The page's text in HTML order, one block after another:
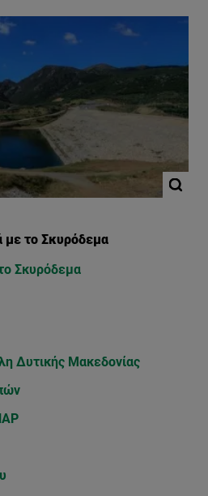
με το Σκυρόδεμα
Σκυρόδεμα
Δυτικής Μακεδονίας